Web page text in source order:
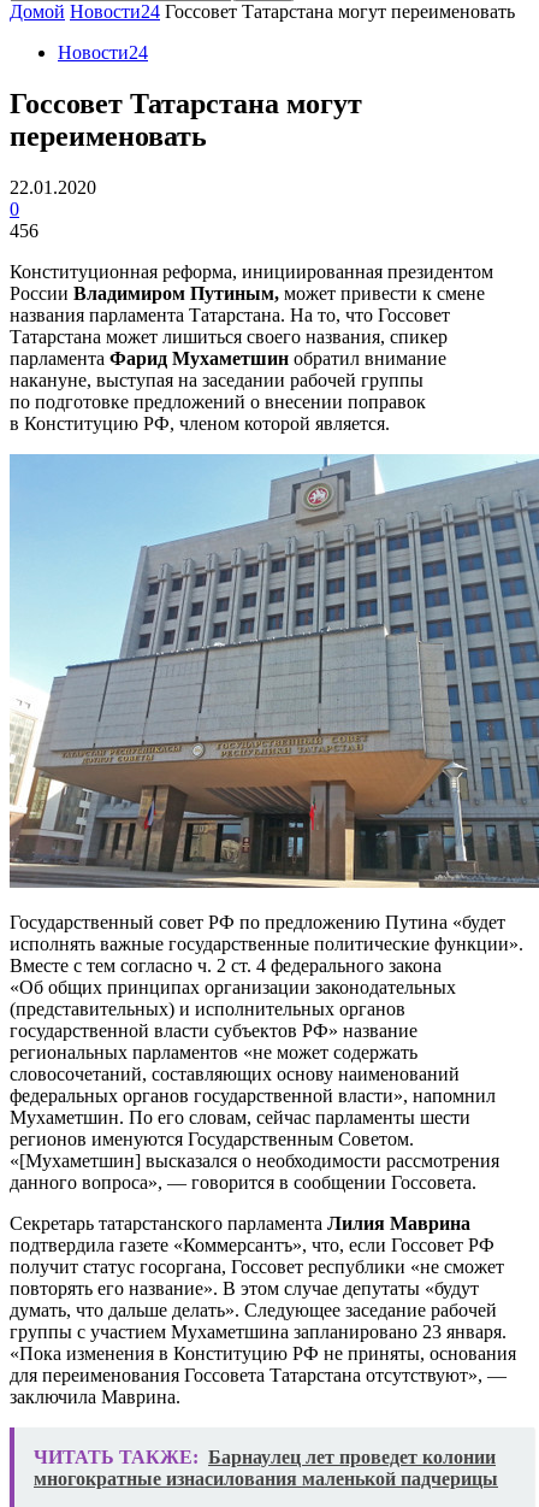
Домой Новости24 Госсовет Татарстана могут переименовать
Новости24
Госсовет Татарстана могут
переименовать
22.01.2020
0
456
Конституционная реформа, инициированная президентом
России Владимиром Путиным, может привести к смене
названия парламента Татарстана. На то, что Госсовет
Татарстана может лишиться своего названия, спикер
парламента Фарид Мухаметшин обратил внимание
накануне, выступая на заседании рабочей группы
по подготовке предложений о внесении поправок
в Конституцию РФ, членом которой является.
Государственный совет РФ по предложению Путина «будет
исполнять важные государственные политические функции».
Вместе с тем согласно ч. 2 ст. 4 федерального закона
«Об общих принципах организации законодательных
(представительных) и исполнительных органов
государственной власти субъектов РФ» название
региональных парламентов «не может содержать
словосочетаний, составляющих основу наименований
федеральных органов государственной власти», напомнил
Мухаметшин. По его словам, сейчас парламенты шести
регионов именуются Государственным Советом.
«[Мухаметшин] высказался о необходимости рассмотрения
данного вопроса», — говорится в сообщении Госсовета.
Секретарь татарстанского парламента Лилия Маврина
подтвердила газете «Коммерсантъ», что, если Госсовет РФ
получит статус госоргана, Госсовет республики «не сможет
повторять его название». В этом случае депутаты «будут
думать, что дальше делать». Следующее заседание рабочей
группы с участием Мухаметшина запланировано 23 января.
«Пока изменения в Конституцию РФ не приняты, основания
для переименования Госсовета Татарстана отсутствуют», —
заключила Маврина.
ЧИТАТЬ ТАКЖЕ: Барнаулец лет проведет колонии
многократные изнасилования маленькой падчерицы